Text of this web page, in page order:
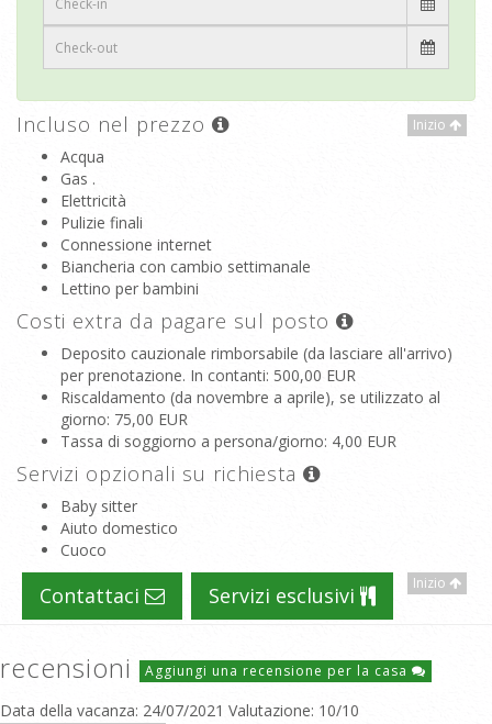
Inizio
Incluso nel prezzo
Acqua
Gas .
Elettricità
Pulizie finali
Connessione internet
Biancheria con cambio settimanale
Lettino per bambini
Costi extra da pagare sul posto
Deposito cauzionale rimborsabile (da lasciare all'arrivo)
per prenotazione. In contanti: 500,00 EUR
Riscaldamento (da novembre a aprile), se utilizzato al
giorno: 75,00 EUR
Tassa di soggiorno a persona/giorno: 4,00 EUR
Servizi opzionali su richiesta
Baby sitter
Aiuto domestico
Cuoco
Inizio
Contattaci Servizi esclusivi
recensioni Aggiungi una recensione per la casa
Data della vacanza: 24/07/2021 Valutazione: 10/10